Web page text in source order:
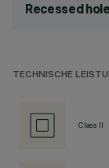
Recessed
TECHNISCHE
Class II